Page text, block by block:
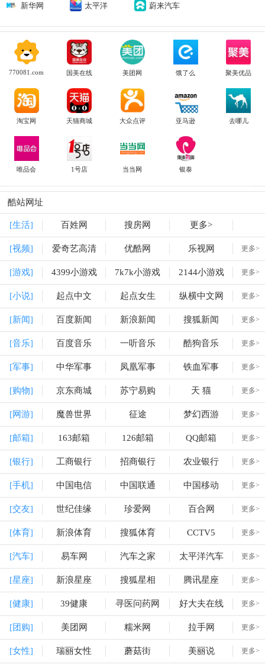
新华网 太平洋 蔚来汽车
770081.com 国美在线 美团网 饿了么 聚美优品
淘宝网 天猫商城 大众点评 亚马逊 去哪儿
唯品会 1号店 当当网 银泰
酷站网址
[生活] 百姓网 搜房网 更多>
[视频] 爱奇艺高清 优酷网 乐视网 更多>
[游戏] 4399小游戏 7k7k小游戏 2144小游戏 更多>
[小说] 起点中文 起点女生 纵横中文网 更多>
[新闻] 百度新闻 新浪新闻 搜狐新闻 更多>
[音乐] 百度音乐 一听音乐 酷狗音乐 更多>
[军事] 中华军事 凤凰军事 铁血军事 更多>
[购物] 京东商城 苏宁易购 天 猫 更多>
[网游] 魔兽世界 征途 梦幻西游 更多>
[邮箱] 163邮箱 126邮箱 QQ邮箱 更多>
[银行] 工商银行 招商银行 农业银行 更多>
[手机] 中国电信 中国联通 中国移动 更多>
[交友] 世纪佳缘 珍爱网 百合网 更多>
[体育] 新浪体育 搜狐体育 CCTV5 更多>
[汽车] 易车网 汽车之家 太平洋汽车 更多>
[星座] 新浪星座 搜狐星相 腾讯星座 更多>
[健康] 39健康 寻医问药网 好大夫在线 更多>
[团购] 美团网 糯米网 拉手网 更多>
[女性] 瑞丽女性 蘑菇街 美丽说 更多>